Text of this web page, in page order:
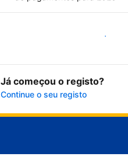
Comece já
Já começou o registo?
Continue o seu registo